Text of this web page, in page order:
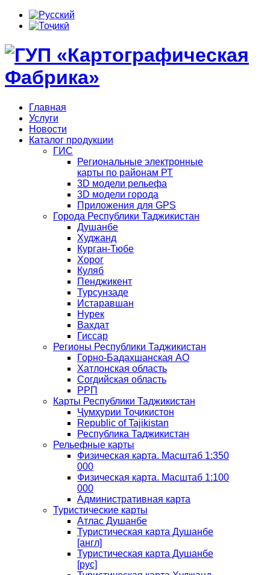
Главная
Услуги
Новости
Каталог продукции
ГИС
Региональные электронные
карты по районам РТ
3D модели рельефа
3D модели города
Приложения для GPS
Города Республики Таджикистан
Душанбе
Худжанд
Курган-Тюбе
Хорог
Куляб
Пенджикент
Турсунзаде
Истаравшан
Нурек
Вахдат
Гиссар
Регионы Республики Таджикистан
Горно-Бадахшанская АО
Хатлонская область
Согдийская область
РРП
Карты Республики Таджикистан
Ҷумҳурии Тоҷикистон
Republic of Tajikistan
Республика Таджикистан
Рельефные карты
Физическая карта. Масштаб 1:350
000
Физическая карта. Масштаб 1:100
000
Административная карта
Туристические карты
Атлас Душанбе
Туристическая карта Душанбе
[англ]
Туристическая карта Душанбе
[рус]